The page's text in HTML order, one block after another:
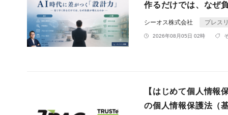
作るだけでは、なぜ
シーオス株式会社 プレス
2026年08月05日 02時
【はじめて個人情報
の個人情報保護法（